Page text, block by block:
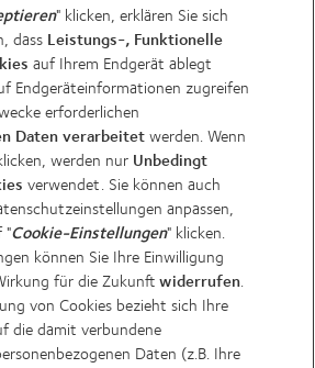
. Die
gibt Auskunft darüber, wie
verarbeitet.
ZUR LEARNING ACADEMY
hCaptcha geschützt und es gelten
undAllgemeinen
Support
" klicken, erklären Sie sich
dass Leistungs-, Funktionelle
auf Ihrem Endgerät ablegt
Endgeräteinformationen zugreifen
erforderlichen
Daten verarbeitetwerden. Wenn
werden nur Unbedingt
verwendet. Sie können auch
anpassen,
"Cookie-Einstellungen" klicken.
können Sie Ihre Einwilligung
für die Zukunftwiderrufen.
von Cookies bezieht sich Ihre
die damit verbundene
Daten (z.B. Ihre